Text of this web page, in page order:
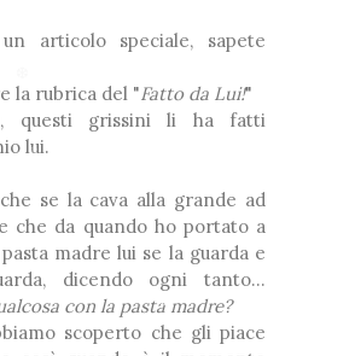
articolo speciale, sapete
la rubrica del "Fatto da Lui!"
questi grissini li ha fatti
lui.
se la cava alla grande ad
che da quando ho portato a
madre lui se la guarda e
dicendo ogni tanto...
con la pasta madre?
scoperto che gli piace
❆